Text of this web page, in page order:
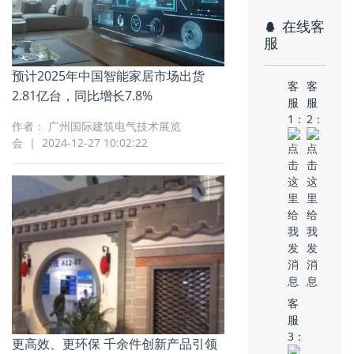
预计2025年中国智能家居市场出货
2.81亿台，同比增长7.8%
作者： 广州国际建筑电气技术展览
会 | 2024-12-27 10:02:22
更高效、更环保 千余件创新产品引领
在线客
服
客
服
1：
客
服
2：
客
服
3：